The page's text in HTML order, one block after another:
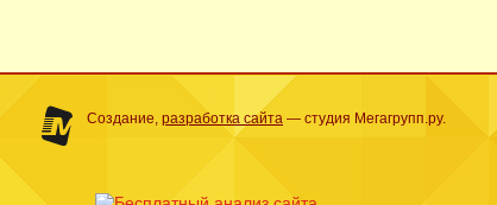
Создание, разработка сайта — студия Мегагрупп.ру.